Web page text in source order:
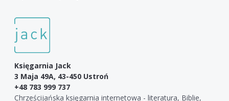
Księgarnia Jack
3 Maja 49A, 43-450 Ustroń
+48 783 999 737
Chrześcijańska księgarnia internetowa - literatura, Biblie,